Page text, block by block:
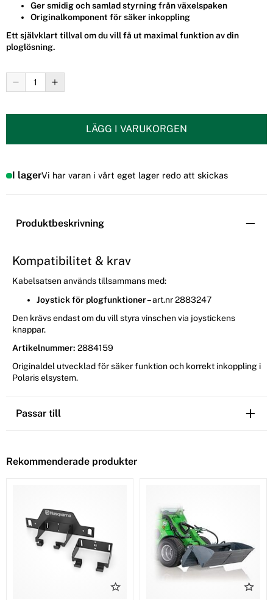
Ger smidig och samlad styrning från växelspaken
Originalkomponent för säker inkoppling
Ett självklart tillval om du vill få ut maximal funktion av din
ploglösning.
LÄGG I VARUKORGEN
I lagerVi har varan i vårt eget lager redo att skickas
Produktbeskrivning
Kompatibilitet & krav
Kabelsatsen används tillsammans med:
Joystick för plogfunktioner– art.nr 2883247
Den krävs endast om du vill styra vinschen via joystickens
knappar.
Artikelnummer: 2884159
Originaldel utvecklad för säker funktion och korrekt inkoppling i
Polaris elsystem.
Passar till
Rekommenderade produkter